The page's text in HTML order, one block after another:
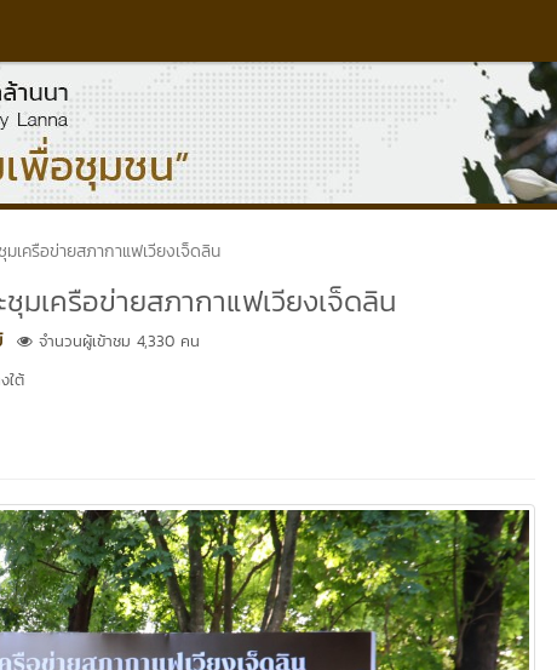
เครือข่ายสภากาแฟเวียงเจ็ดลิน
มเครือข่ายสภากาแฟเวียงเจ็ดลิน
จำนวนผู้เข้าชม 4,330 คน
ใต้